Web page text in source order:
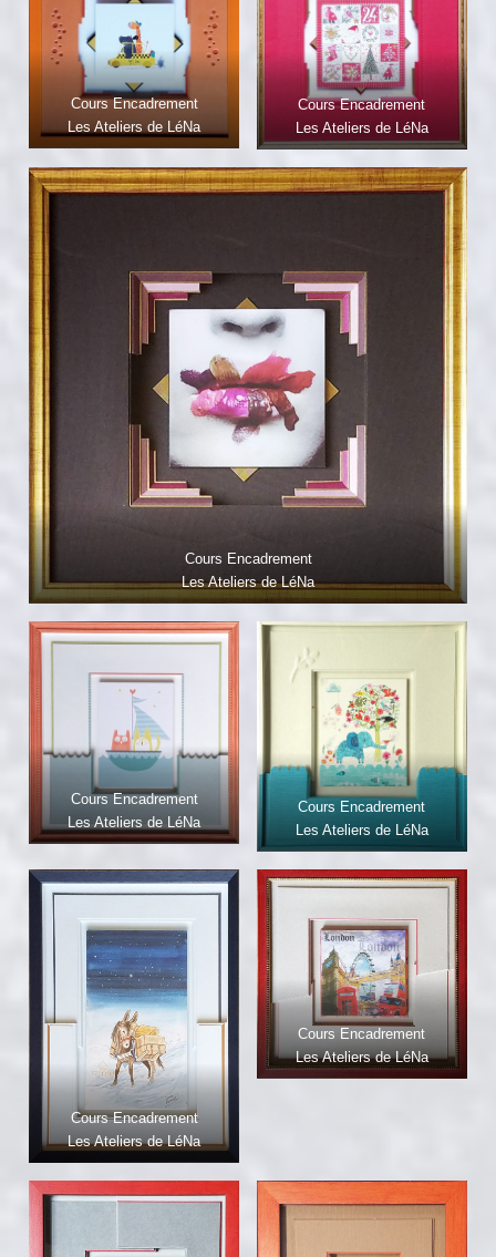
Cours Encadrement
Les Ateliers de LéNa
Cours Encadrement
Les Ateliers de LéNa
Cours Encadrement
Les Ateliers de LéNa
Cours Encadrement
Les Ateliers de LéNa
Cours Encadrement
Les Ateliers de LéNa
Cours Encadrement
Les Ateliers de LéNa
Cours Encadrement
Les Ateliers de LéNa